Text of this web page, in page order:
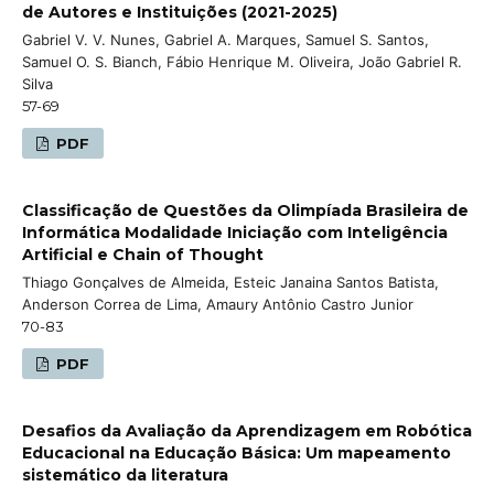
de Autores e Instituições (2021-2025)
Gabriel V. V. Nunes, Gabriel A. Marques, Samuel S. Santos,
Samuel O. S. Bianch, Fábio Henrique M. Oliveira, João Gabriel R.
Silva
57-69
PDF
Classificação de Questões da Olimpíada Brasileira de
Informática Modalidade Iniciação com Inteligência
Artificial e Chain of Thought
Thiago Gonçalves de Almeida, Esteic Janaina Santos Batista,
Anderson Correa de Lima, Amaury Antônio Castro Junior
70-83
PDF
Desafios da Avaliação da Aprendizagem em Robótica
Educacional na Educação Básica: Um mapeamento
sistemático da literatura